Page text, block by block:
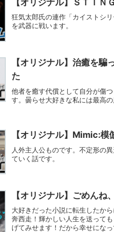
【オリジナル】ＳＴＩＮ
狂気太郎氏の連作「カイストシ
を武器に戦います。
【オリジナル】治癒を
た
他者を癒す代償として自分が傷
す。曇らせ大好きな私には最高の
【オリジナル】Mimic:模
人外主人公ものです。不定形の
ていく話です。
【オリジナル】ごめんね
大好きだった小説に転生したか
奔西走！輝かしい人生を送って
げてみせます！だから幸せにな